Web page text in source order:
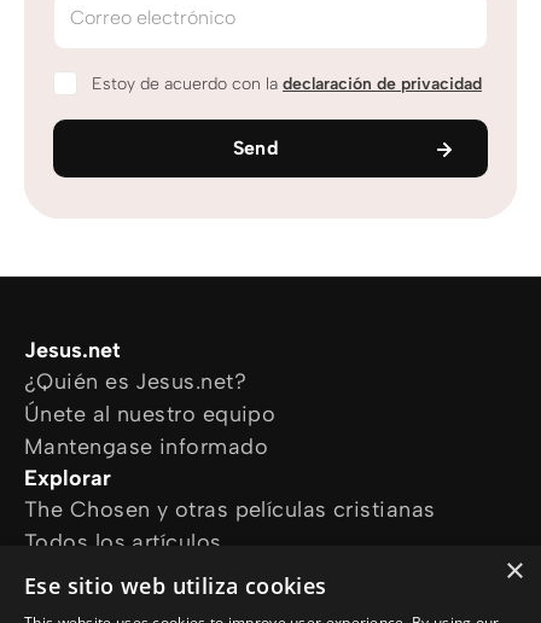
Correo electrónico
Estoy de acuerdo con la declaración de privacidad
Send
Jesus.net
¿Quién es Jesus.net?
Únete al nuestro equipo
Mantengase informado
Explorar
The Chosen y otras películas cristianas
Todos los artículos
Cursos online
×
Ese sitio web utiliza cookies